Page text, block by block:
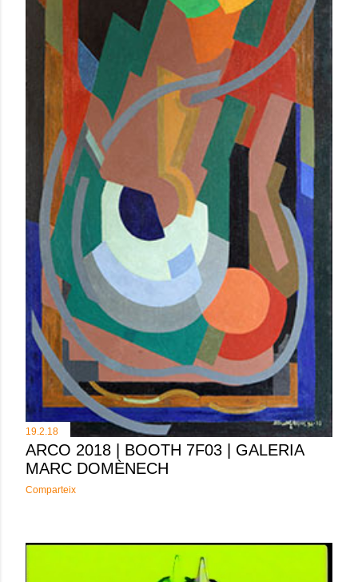
19.2.18
ARCO 2018 | BOOTH 7F03 | GALERIA
MARC DOMÈNECH
Comparteix